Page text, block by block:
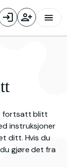
fortsatt blitt
instruksjoner
ditt. Hvis du
gjøre det fra